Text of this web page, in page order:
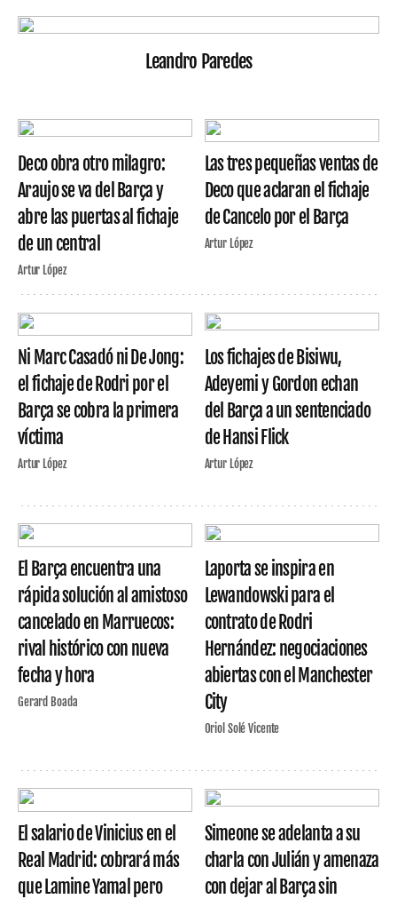
Leandro Paredes
Deco obra otro milagro:
Araujo se va del Barça y
abre las puertas al fichaje
de un central
Artur López
Las tres pequeñas ventas de
Deco que aclaran el fichaje
de Cancelo por el Barça
Artur López
Ni Marc Casadó ni De Jong:
el fichaje de Rodri por el
Barça se cobra la primera
víctima
Artur López
Los fichajes de Bisiwu,
Adeyemi y Gordon echan
del Barça a un sentenciado
de Hansi Flick
Artur López
El Barça encuentra una
rápida solución al amistoso
cancelado en Marruecos:
rival histórico con nueva
fecha y hora
Gerard Boada
Laporta se inspira en
Lewandowski para el
contrato de Rodri
Hernández: negociaciones
abiertas con el Manchester
City
Oriol Solé Vicente
El salario de Vinicius en el
Real Madrid: cobrará más
que Lamine Yamal pero
Simeone se adelanta a su
charla con Julián y amenaza
con dejar al Barça sin